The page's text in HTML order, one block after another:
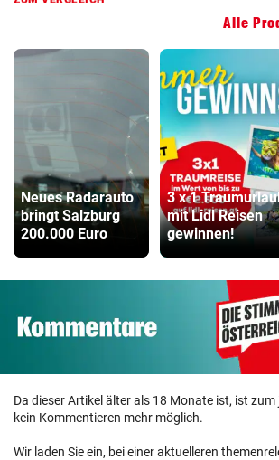
Alle
Neues Radarauto
bringt Salzburg
200.000 Euro
3 x 1
mit Lidl Reisen
gewinnen!
Da dieser Artikel älter als 18 Monate ist, ist
kein Kommentieren mehr möglich.
Wir laden Sie ein, bei einer aktuelleren